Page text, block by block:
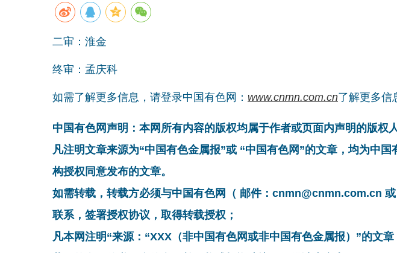
二审：淮金
终审：孟庆科
如需了解更多信息，请登录中国有色网： www.cnmn.com.cn了解更多信
中国有色网声明：本网所有内容的版权均属于作者或页面内声明的版权人
凡注明文章来源为“中国有色金属报”或 “中国有色网”的文章，均为中
构授权同意发布的文章。
如需转载，转载方必须与中国有色网（ 邮件：cnmn@cnmn.com.cn 或
联系，签署授权协议，取得转载授权；
凡本网注明“来源：“XXX（非中国有色网或非中国有色金属报）”的文